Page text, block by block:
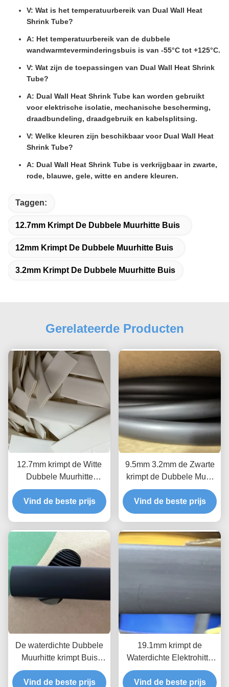
V: Wat is het temperatuurbereik van Dual Wall Heat
Shrink Tube?
A: Het temperatuurbereik van de dubbele
wandwarmteverminderingsbuis is van -55°C tot +125°C.
V: Wat zijn de toepassingen van Dual Wall Heat Shrink
Tube?
A: Dual Wall Heat Shrink Tube kan worden gebruikt
voor elektrische isolatie, mechanische bescherming,
draadbundeling, draadgebruik en kabelsplitsing.
V: Welke kleuren zijn beschikbaar voor Dual Wall Heat
Shrink Tube?
A: Dual Wall Heat Shrink Tube is verkrijgbaar in zwarte,
rode, blauwe, gele, witte en andere kleuren.
Taggen:
12.7mm Krimpt De Dubbele Muurhitte Buis
12mm Krimpt De Dubbele Muurhitte Buis
3.2mm Krimpt De Dubbele Muurhitte Buis
Gerelateerde Producten
12.7mm krimpt de Witte
Dubbele Muurhitte
Buizenstelsel, Wit
Kleefstof Gevoerd
Polyolefin Buizenstelsel
Vind de beste prijs
9.5mm 3.2mm de Zwarte
krimpt de Dubbele Muur
van het
Omslagbuizenstelsel
ASTM D2671
Vind de beste prijs
De waterdichte Dubbele
Muurhitte krimpt Buis
4.2mm Zwarte Kleefstof
Gevoerde Hitte
Vind de beste prijs
19.1mm krimpt de
Waterdichte Elektrohitte
Buizenstelsel Dubbele
Muur 2.0mm Geschatte
Vind de beste prijs